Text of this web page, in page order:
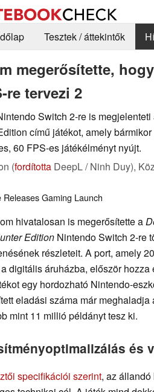
Tesztek / áttekintők
megerősítette,
re tervezi 2
Switch 2-re is
című játékot, amely
60 FPS-es játékélményt nyújt.
(fordította DeepL / Ninh Duy),
ReleasesGaming Launch
hivatalosan is megerősítette a
Edition Nintendo Switch 2-re
részleteit. A port, amely
digitális áruházba, először hozza
egy hordozható Nintendo-
eladási száma már
mint 11 millió példányt tesz ki.
és
specifikációi szerint, az